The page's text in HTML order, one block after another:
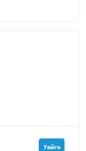
Увійти